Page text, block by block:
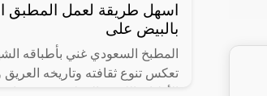
اسهل طريقة لعمل المطبق
بالبيض على
المطبخ السعودي غني بأطباقه
تعكس تنوع ثقافته وتاريخه